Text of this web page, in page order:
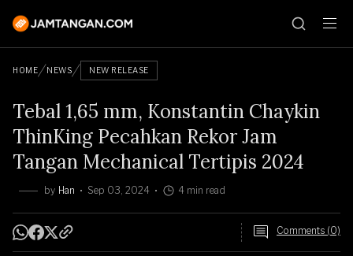
HOME NEWS NEW RELEASE
Tebal 1,65 mm, Konstantin Chaykin
ThinKing Pecahkan Rekor Jam
Tangan Mechanical Tertipis 2024
by Han Sep 03, 2024 4 min read
Comments (0)